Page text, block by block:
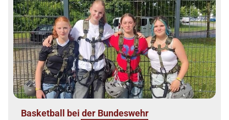
Basketball bei der Bundeswehr